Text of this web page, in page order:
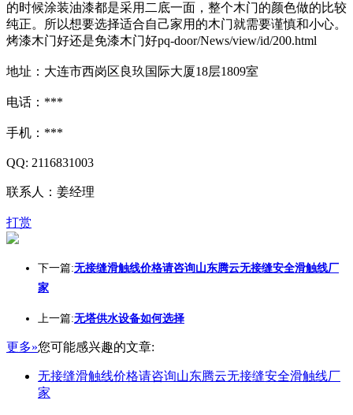
的时候涂装油漆都是采用二底一面，整个木门的颜色做的比较
纯正。所以想要选择适合自己家用的木门就需要谨慎和小心。
烤漆木门好还是免漆木门好pq-door/News/view/id/200.html
地址：大连市西岗区良玖国际大厦18层1809室
电话：***
手机：***
QQ: 2116831003
联系人：姜经理
打赏
下一篇:无接缝滑触线价格请咨询山东腾云无接缝安全滑触线厂
家
上一篇:无塔供水设备如何选择
更多»您可能感兴趣的文章:
无接缝滑触线价格请咨询山东腾云无接缝安全滑触线厂
家